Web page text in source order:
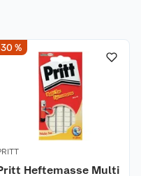
%
Heftemasse Multi